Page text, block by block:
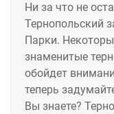
Ни за что не
Тернопольский
Парки.
знаменитые
обойдет
теперь
Вы знаете?